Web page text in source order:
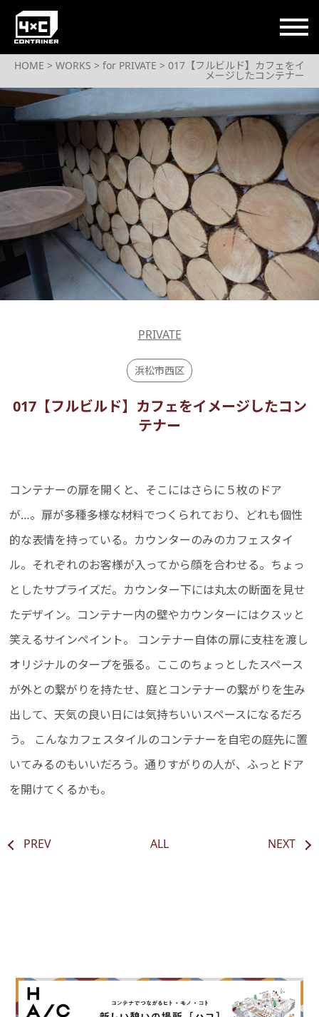
コンテナハウスライフをもっと自由に
HOME > WORKS > for PRIVATE > 017【フルビルド】カフェをイ
メージしたコンテナー
PRIVATE
浜松市西区
017【フルビルド】カフェをイメージしたコン
テナー
コンテナーの扉を開くと、そこにはさらに５枚のドア
が…。扉が多種多様な材料でつくられており、どれも個性
的な表情を持っている。カウンターのみのカフェスタイ
ル。それぞれのお客様が入ってから顔を合わせる。ちょっ
としたサプライズだ。カウンター下には丸太の断面を見せ
たデザイン。コンテナー内の壁やカウンターにはクスッと
笑えるサインペイント。 コンテナー自体の扉に支柱を渡し
オリジナルのタープを張る。ここのちょっとしたスペース
が外との繋がりを持たせ、庭とコンテナーの繋がりを生み
出して、天気の良い日には気持ちいいスペースになるだろ
う。 こんなカフェスタイルのコンテナーを自宅の庭先に置
いてみるのもいいだろう。通りすがりの人が、ふっとドア
を開けてくるかも。
PREV ALL NEXT